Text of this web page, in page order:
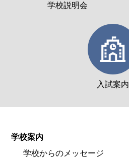
学校説明会
入試案内
学校案内
学校からのメッセージ